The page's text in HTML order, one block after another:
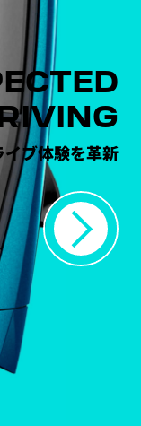
イブ体験を革新